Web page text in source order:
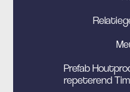
Prefab
repeterend